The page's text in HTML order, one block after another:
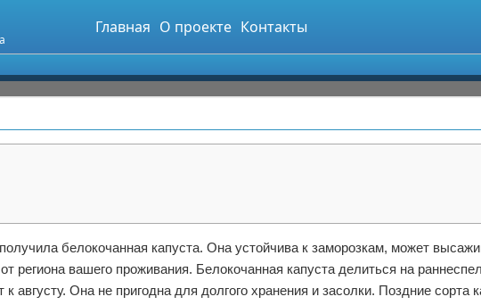
Главная О проекте Контакты
белокочанная капуста. Она устойчива к заморозкам, может
региона вашего проживания. Белокочанная капуста делиться на
августу. Она не пригодна для долгого хранения и засолки. Поздние сорта